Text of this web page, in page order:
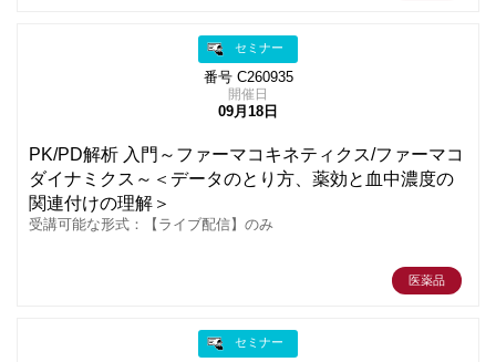
セミナー
番号 C260935
開催日
09月18日
PK/PD解析 入門～ファーマコキネティクス/ファーマコ
ダイナミクス～＜データのとり方、薬効と血中濃度の
関連付けの理解＞
受講可能な形式：【ライブ配信】のみ
医薬品
セミナー